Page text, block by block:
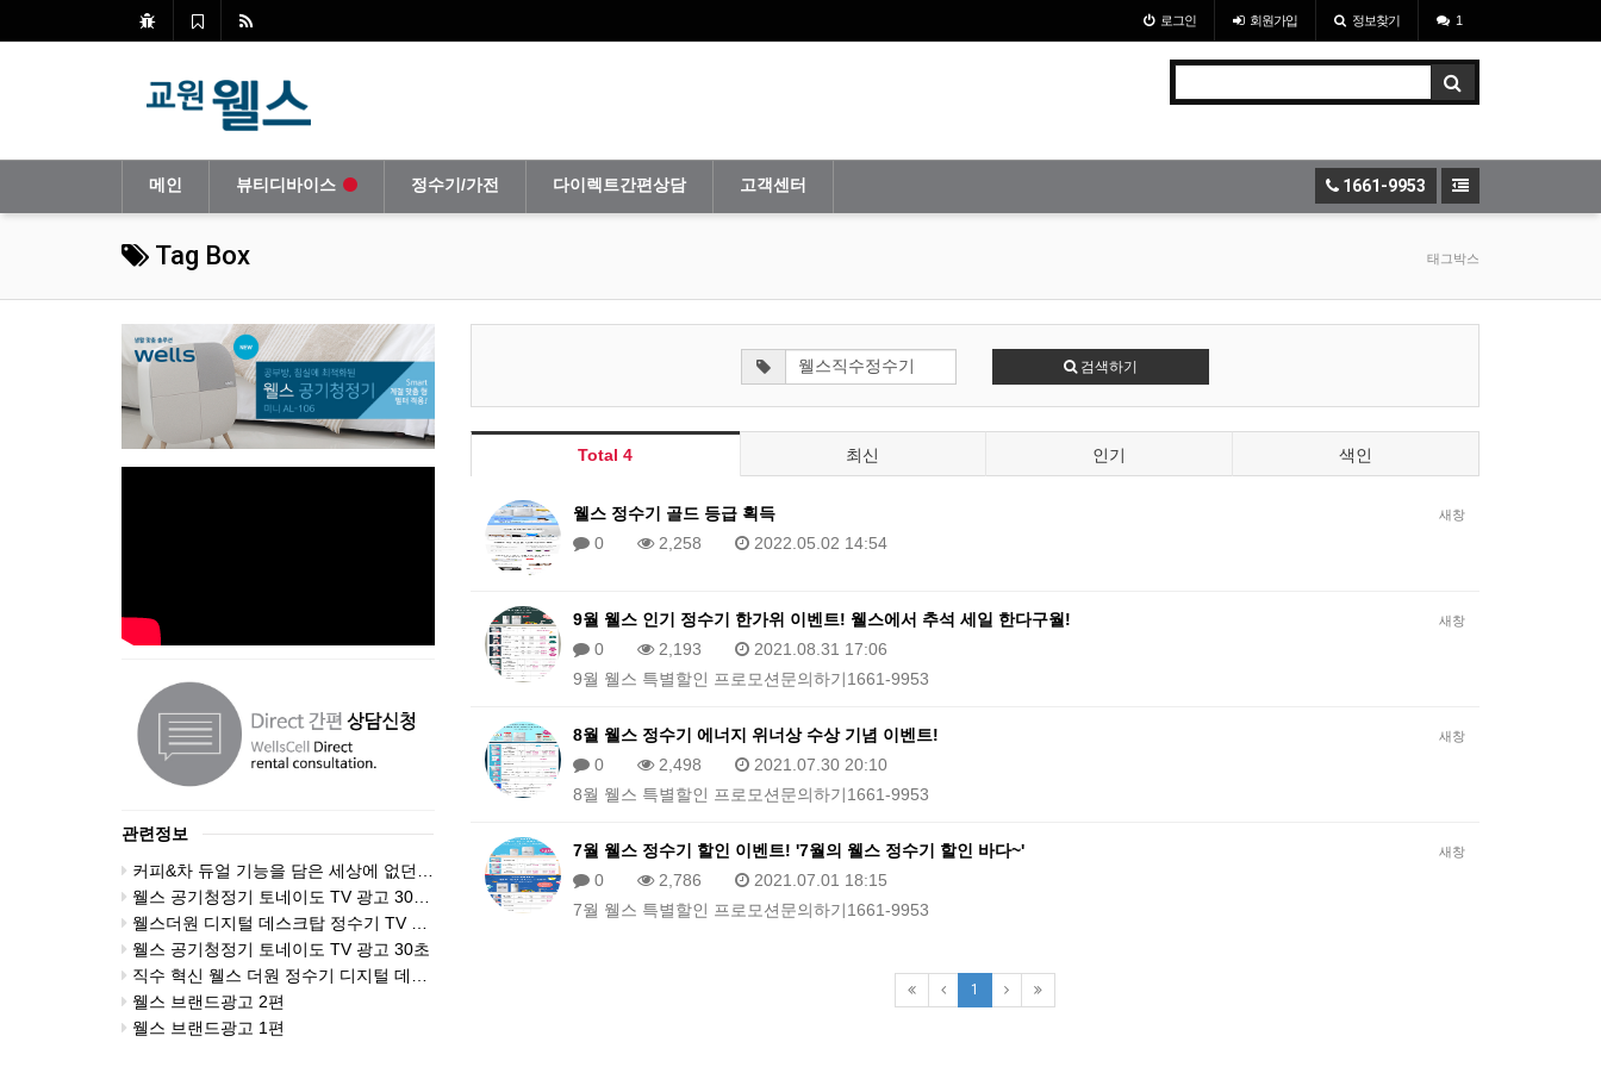
로그인 회원가입 정보찾기 1
1661-9953
메인 뷰티디바이스 정수기/가전 다이렉트간편상담 고객센터
Tag Box 태그박스
검색하기
Total 4 최신 인기 색인
새창
웰스 정수기 골드 등급 획득
0
2,258 2022.05.02 14:54
새창
9월 웰스 인기 정수기 한가위 이벤트! 웰스에서 추석 세일 한다구월!
0
2,193
2021.08.31 17:06
9월 웰스 특별할인 프로모션문의하기1661-9953
새창
8월 웰스 정수기 에너지 위너상 수상 기념 이벤트!
0
2,498
2021.07.30 20:10
8월 웰스 특별할인 프로모션문의하기1661-9953
새창
7월 웰스 정수기 할인 이벤트! '7월의 웰스 정수기 할인 바다~'
0
2,786
2021.07.01 18:15
7월 웰스 특별할인 프로모션문의하기1661-9953
1
관련정보
커피&차 듀얼 기능을 담은 세상에 없던 웰스더원 홈카페
웰스 공기청정기 토네이도 TV 광고 30초(2차)
웰스더원 디지털 데스크탑 정수기 TV 광고
웰스 공기청정기 토네이도 TV 광고 30초
직수 혁신 웰스 더원 정수기 디지털 데스크탑
웰스 브랜드광고 2편
웰스 브랜드광고 1편